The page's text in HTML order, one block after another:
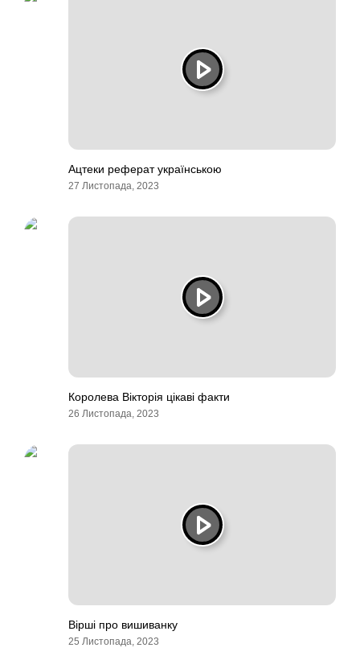
Ацтеки реферат українською
27 Листопада, 2023
Королева Вікторія цікаві факти
26 Листопада, 2023
Вірші про вишиванку
25 Листопада, 2023